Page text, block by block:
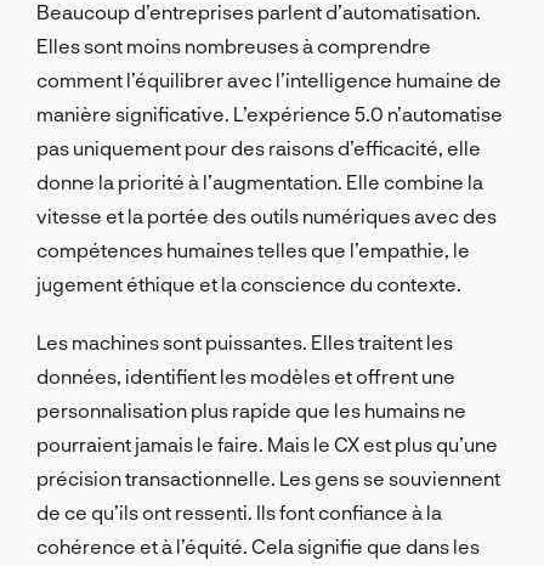
Beaucoup d’entreprises parlent d’automatisation.
Elles sont moins nombreuses à comprendre
comment l’équilibrer avec l’intelligence humaine de
manière significative. L’expérience 5.0 n’automatise
pas uniquement pour des raisons d’efficacité, elle
donne la priorité à l’augmentation. Elle combine la
vitesse et la portée des outils numériques avec des
compétences humaines telles que l’empathie, le
jugement éthique et la conscience du contexte.
Les machines sont puissantes. Elles traitent les
données, identifient les modèles et offrent une
personnalisation plus rapide que les humains ne
pourraient jamais le faire. Mais le CX est plus qu’une
précision transactionnelle. Les gens se souviennent
de ce qu’ils ont ressenti. Ils font confiance à la
cohérence et à l’équité. Cela signifie que dans les